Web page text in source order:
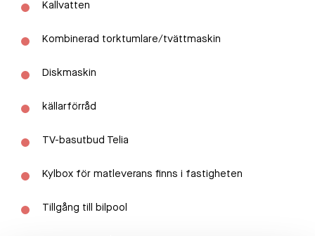
Kallvatten
Kombinerad torktumlare/tvättmaskin
Diskmaskin
källarförråd
TV-basutbud Telia
Kylbox för matleverans finns i fastigheten
Tillgång till bilpool